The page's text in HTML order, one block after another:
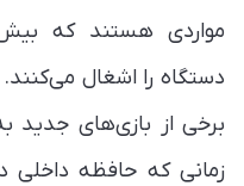
مواردی هستند که
دستگاه را اشغال
زمانی که حافظه داخلی